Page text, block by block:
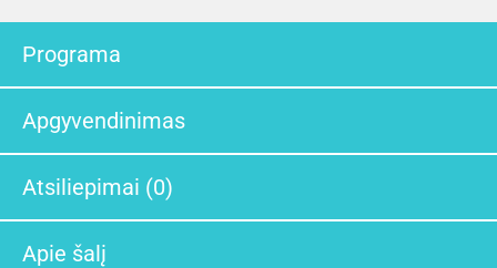
Programa
Apgyvendinimas
Atsiliepimai (0)
Apie šalį